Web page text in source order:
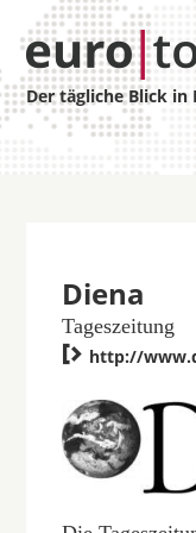
Der tägliche Blick in
Diena
Tageszeitung
 http://